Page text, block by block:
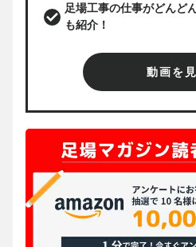
足場工事の仕事がどんど
も紹介！
動画を